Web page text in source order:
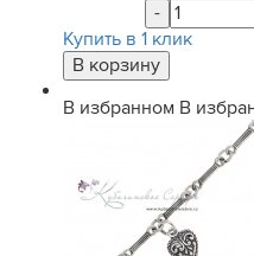
-
Купить в 1 клик
В избранном В